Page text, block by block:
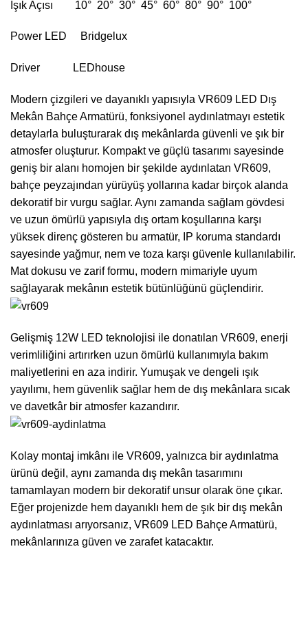
Işık Açısı 10° 20° 30° 45° 60° 80° 90° 100°
Power LED Bridgelux
Driver LEDhouse
Modern çizgileri ve dayanıklı yapısıyla VR609 LED Dış
Mekân Bahçe Armatürü, fonksiyonel aydınlatmayı estetik
detaylarla buluşturarak dış mekânlarda güvenli ve şık bir
atmosfer oluşturur. Kompakt ve güçlü tasarımı sayesinde
geniş bir alanı homojen bir şekilde aydınlatan VR609,
bahçe peyzajından yürüyüş yollarına kadar birçok alanda
dekoratif bir vurgu sağlar. Aynı zamanda sağlam gövdesi
ve uzun ömürlü yapısıyla dış ortam koşullarına karşı
yüksek direnç gösteren bu armatür, IP koruma standardı
sayesinde yağmur, nem ve toza karşı güvenle kullanılabilir.
Mat dokusu ve zarif formu, modern mimariyle uyum
sağlayarak mekânın estetik bütünlüğünü güçlendirir.
Gelişmiş 12W LED teknolojisi ile donatılan VR609, enerji
verimliliğini artırırken uzun ömürlü kullanımıyla bakım
maliyetlerini en aza indirir. Yumuşak ve dengeli ışık
yayılımı, hem güvenlik sağlar hem de dış mekânlara sıcak
ve davetkâr bir atmosfer kazandırır.
Kolay montaj imkânı ile VR609, yalnızca bir aydınlatma
ürünü değil, aynı zamanda dış mekân tasarımını
tamamlayan modern bir dekoratif unsur olarak öne çıkar.
Eğer projenizde hem dayanıklı hem de şık bir dış mekân
aydınlatması arıyorsanız, VR609 LED Bahçe Armatürü,
mekânlarınıza güven ve zarafet katacaktır.